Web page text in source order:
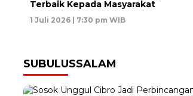
Terbaik Kepada Masyarakat
1 Juli 2026 | 7:30 pm WIB
SUBULUSSALAM